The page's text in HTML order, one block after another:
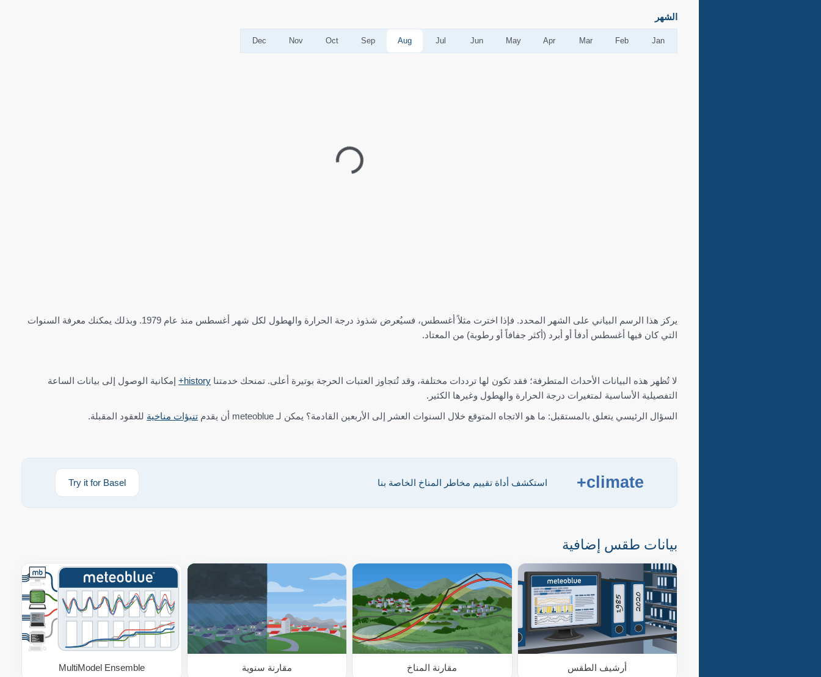
الشهر
Jan
Feb
Mar
Apr
May
Jun
Jul
Aug
Sep
Oct
Nov
Dec
يركز هذا الرسم البياني على الشهر المحدد. فإذا اخترت مثلاً أغسطس، فسيُعرض شذوذ درجة الحرارة والهطول لكل شهر أغسطس منذ عام 1979. وبذلك يمكنك معرفة السنوات
التي كان فيها أغسطس أدفأ أو أبرد (أكثر جفافاً أو رطوبة) من المعتاد.
لا تُظهر هذه البيانات الأحداث المتطرفة؛ فقد تكون لها ترددات مختلفة، وقد تُتجاوز العتبات الحرجة بوتيرة أعلى. تمنحك خدمتنا history+
إمكانية الوصول إلى بيانات الساعة
التفصيلية الأساسية لمتغيرات درجة الحرارة والهطول وغيرها الكثير.
السؤال الرئيسي يتعلق بالمستقبل: ما هو الاتجاه المتوقع خلال السنوات العشر إلى الأربعين القادمة؟ يمكن لـ meteoblue أن يقدم تنبؤات مناخية للعقود المقبلة.
climate+ استكشف أداة تقييم مخاطر المناخ الخاصة بنا Try it for Basel
بيانات طقس إضافية
أرشيف الطقس مقارنة المناخ مقارنة سنوية MultiModel Ensemble